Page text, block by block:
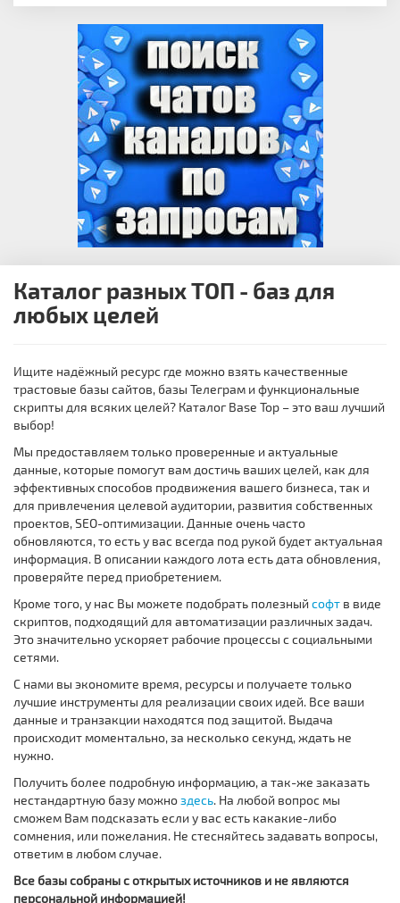
Каталог разных ТОП - баз для
любых целей
Ищите надёжный ресурс где можно взять качественные
трастовые базы сайтов, базы Телеграм и функциональные
скрипты для всяких целей? Каталог Base Top – это ваш лучший
выбор!
Мы предоставляем только проверенные и актуальные
данные, которые помогут вам достичь ваших целей, как для
эффективных способов продвижения вашего бизнеса, так и
для привлечения целевой аудитории, развития собственных
проектов, SEO-оптимизации. Данные очень часто
обновляются, то есть у вас всегда под рукой будет актуальная
информация. В описании каждого лота есть дата обновления,
проверяйте перед приобретением.
Кроме того, у нас Вы можете подобрать полезный софт в виде
скриптов, подходящий для автоматизации различных задач.
Это значительно ускоряет рабочие процессы с социальными
сетями.
С нами вы экономите время, ресурсы и получаете только
лучшие инструменты для реализации своих идей. Все ваши
данные и транзакции находятся под защитой. Выдача
происходит моментально, за несколько секунд, ждать не
нужно.
Получить более подробную информацию, а так-же заказать
нестандартную базу можноздесь. На любой вопрос мы
сможем Вам подсказать если у вас есть какакие-либо
сомнения, или пожелания. Не стесняйтесь задавать вопросы,
ответим в любом случае.
Все базы собраны с открытых источников и не являются
персональной информацией!